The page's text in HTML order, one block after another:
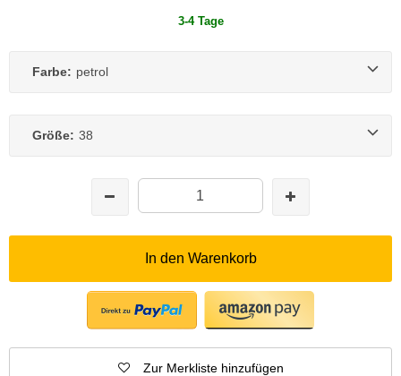
3-4 Tage
Farbe: petrol
Größe: 38
In den Warenkorb
Zur Merkliste hinzufügen